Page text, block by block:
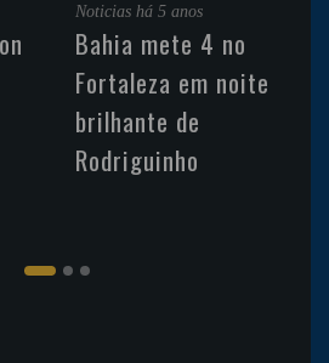
Noticias há 5 anos
Bahia mete 4 no
Fortaleza em noite
brilhante de
Rodriguinho